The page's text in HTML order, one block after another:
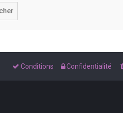
Confidentialité
Conditions